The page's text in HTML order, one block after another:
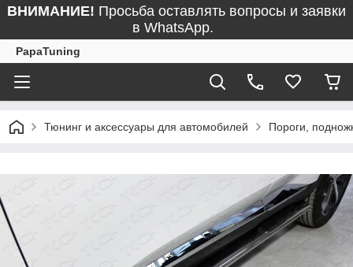
ВНИМАНИЕ! Просьба оставлять вопросы и заявки
в WhatsApp.
PapaTuning
Тюнинг и аксессуары для автомобилей Пороги,